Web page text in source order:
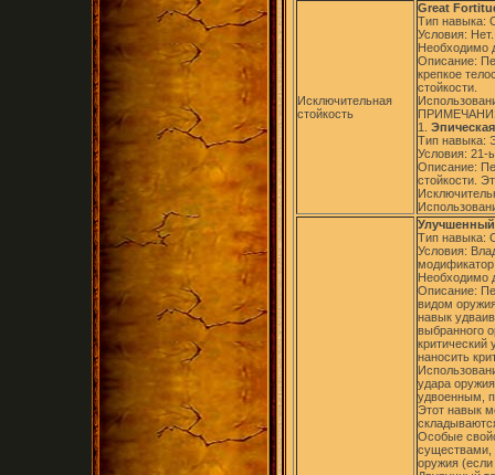
Исключительная
стойкость
Great
Тип навыка:
Условия: Нет.
Необходимо
Описание:
крепкое
стойкости.
1.
Тип навыка:
Условия: 21-
Описание:
стойкости.
Улучшенный
Тип навыка:
Условия:
Необходимо
Описание:
видом
навык
выбранного
критический
наносить
удара
удвоенным,
Этот навык
Особые
существами,
оружия